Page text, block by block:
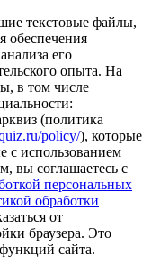
текстовые файлы,
обеспечения
его
опыта. На
в том числе
(политика
policy/), которые
с использованием
вы соглашаетесь с
персональных
обработки
от
браузера. Это
сайта.